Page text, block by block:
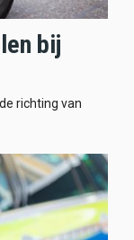
bij
richting van